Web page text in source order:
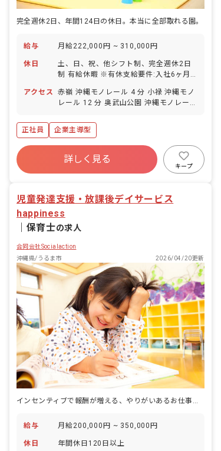
完全週休2日、年間124日の休日。本当に全部取れる園。
給与 月給222,000円 ~ 310,000円
休日
土、日、祝、他シフト制、完全週休2日
制 有給休暇 ※有休支給要件:入社6ヶ月
アクセス
赤嶺 沖縄モノレール 4 分 小禄 沖縄モノ
レール 12 分 奥武山公園 沖縄モノレール
正社員
企業主導型
詳しく見る
キープ
児童発達支援・放課後デイサービス
happiness
保育士の求人
合同会社Socialaction
沖縄県/うるま市
2026/04/20更新
インセンティブで報酬が増える、やりがいあるお仕事です。
給与 月給200,000円 ~ 350,000円
休日 年間休日120日以上